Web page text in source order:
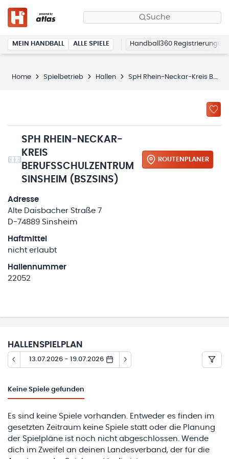
Suche
MEIN HANDBALL ALLE SPIELE Handball360 Registrierung
Home Spielbetrieb Hallen SpH Rhein-Neckar-Kreis Berufsschulzentrum Sinsheim
SPH RHEIN-NECKAR-
KREIS
BERUFSSCHULZENTRUM
SINSHEIM (BSZSINS)
ROUTENPLANER
Adresse
Alte Daisbacher Straße 7
D-74889 Sinsheim
Haftmittel
nicht erlaubt
Hallennummer
22052
HALLENSPIELPLAN
13.07.2026 - 19.07.2026
Keine Spiele gefunden
Es sind keine Spiele vorhanden. Entweder es finden im
gesetzten Zeitraum keine Spiele statt oder die Planung
der Spielpläne ist noch nicht abgeschlossen. Wende
dich im Zweifel an deinen Landesverband, der für die